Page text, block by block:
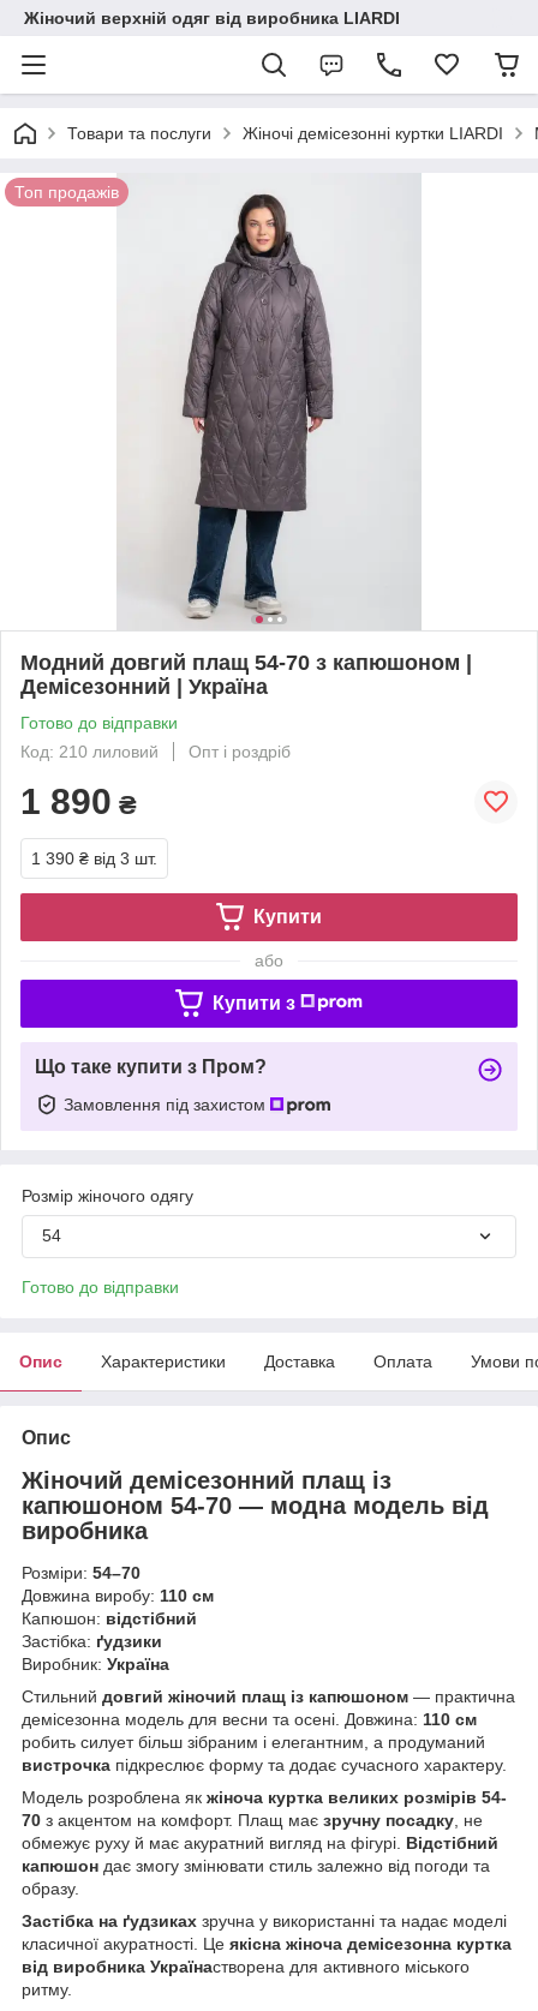
Жіночий верхній одяг від виробника LIARDI
Товари та послуги Жіночі демісезонні куртки LIARDI
Топ продажів
Модний довгий плащ 54-70 з капюшоном |
Демісезонний | Україна
Готово до відправки
Код: 210 лиловий
Опт і роздріб
1 890 ₴
1 390 ₴ від 3 шт.
Купити
або
Купити з
Що таке купити з Пром?
Замовлення під захистом
Розмір жіночого одягу
54
Готово до відправки
Опис Характеристики Доставка Оплата Умови
Опис
Жіночий демісезонний плащ із
капюшоном 54-70 — модна модель від
виробника
Розміри: 54–70
Довжина виробу: 110 см
Капюшон: відстібний
Застібка: ґудзики
Виробник: Україна
Стильний довгий жіночий плащ із капюшоном — практична
демісезонна модель для весни та осені. Довжина: 110 см
робить силует більш зібраним і елегантним, а продуманий
вистрочка підкреслює форму та додає сучасного характеру.
Модель розроблена як жіноча куртка великих розмірів 54-
70 з акцентом на комфорт. Плащ має зручну посадку, не
обмежує руху й має акуратний вигляд на фігурі. Відстібний
капюшон дає змогу змінювати стиль залежно від погоди та
образу.
Застібка на ґудзиках зручна у використанні та надає моделі
класичної акуратності. Це якісна жіноча демісезонна куртка
від виробника Українастворена для активного міського
ритму.